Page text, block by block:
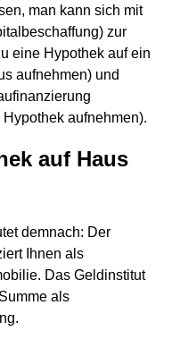
man kann sich mit
zur
eine Hypothek auf ein
aufnehmen) und
aufnehmen).
auf Haus
demnach: Der
Ihnen als
Das Geldinstitut
als